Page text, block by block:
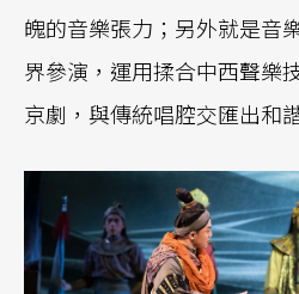
魄的音樂張力；另外就是音
界參演，運用揉合中西聲樂
京劇，與傳統唱腔交匯出和